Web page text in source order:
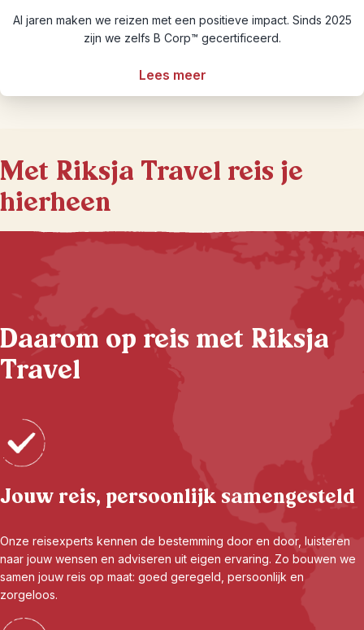
Al jaren maken we reizen met een positieve impact. Sinds 2025
zijn we zelfs B Corp™ gecertificeerd.
Lees meer
Met Riksja Travel reis je
hierheen
Daarom op reis met Riksja
Travel
Jouw reis, persoonlijk samengesteld
Onze reisexperts kennen de bestemming door en door, luisteren
naar jouw wensen en adviseren uit eigen ervaring. Zo bouwen we
samen jouw reis op maat: goed geregeld, persoonlijk en
zorgeloos.